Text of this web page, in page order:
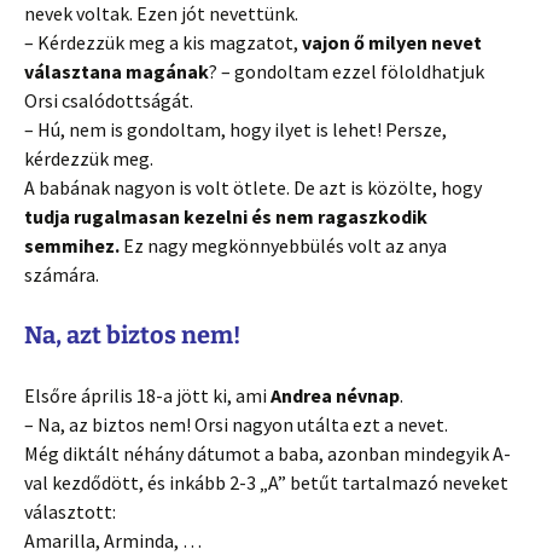
nevek voltak. Ezen jót nevettünk.
– Kérdezzük meg a kis magzatot, vajon ő milyen nevet
választana magának? – gondoltam ezzel föloldhatjuk
Orsi csalódottságát.
– Hú, nem is gondoltam, hogy ilyet is lehet! Persze,
kérdezzük meg.
A babának nagyon is volt ötlete. De azt is közölte, hogy
tudja rugalmasan kezelni és nem ragaszkodik
semmihez. Ez nagy megkönnyebbülés volt az anya
számára.
Na, azt biztos nem!
Elsőre április 18-a jött ki, ami Andrea névnap.
– Na, az biztos nem! Orsi nagyon utálta ezt a nevet.
Még diktált néhány dátumot a baba, azonban mindegyik A-
val kezdődött, és inkább 2-3 „A” betűt tartalmazó neveket
választott:
Amarilla, Arminda, …